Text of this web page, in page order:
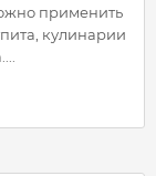
применить
кулинарии